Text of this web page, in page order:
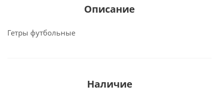
Описание
Гетры футбольные
Наличие